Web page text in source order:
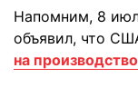
Напомним, 8
объявил, что
на